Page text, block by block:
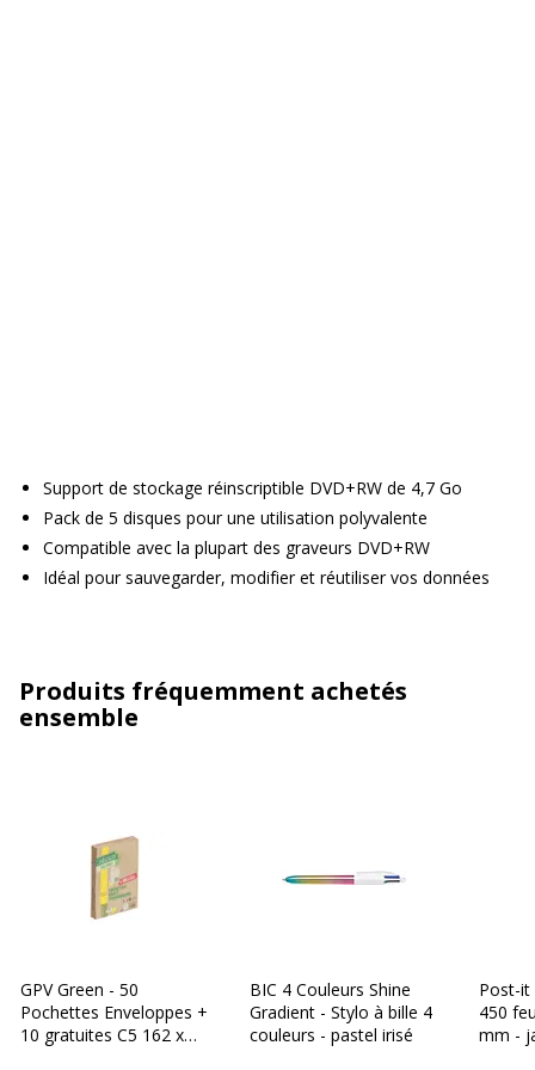
Support de stockage réinscriptible DVD+RW de 4,7 Go
Pack de 5 disques pour une utilisation polyvalente
Compatible avec la plupart des graveurs DVD+RW
Idéal pour sauvegarder, modifier et réutiliser vos données
Produits fréquemment achetés
ensemble
GPV Green - 50
Pochettes Enveloppes +
10 gratuites C5 162 x
BIC 4 Couleurs Shine
Gradient - Stylo à bille 4
couleurs - pastel irisé
Post-it
450
mm -